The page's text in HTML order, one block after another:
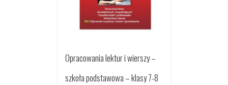
Opracowania lektur i wierszy –
szkoła podstawowa – klasy 7-8